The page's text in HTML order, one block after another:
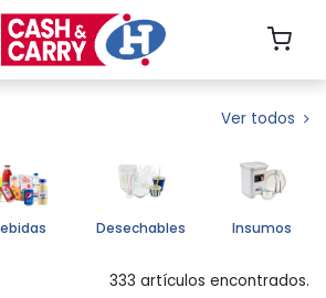
Ver todos
Desechables Insumos
333 artículos encontrados.